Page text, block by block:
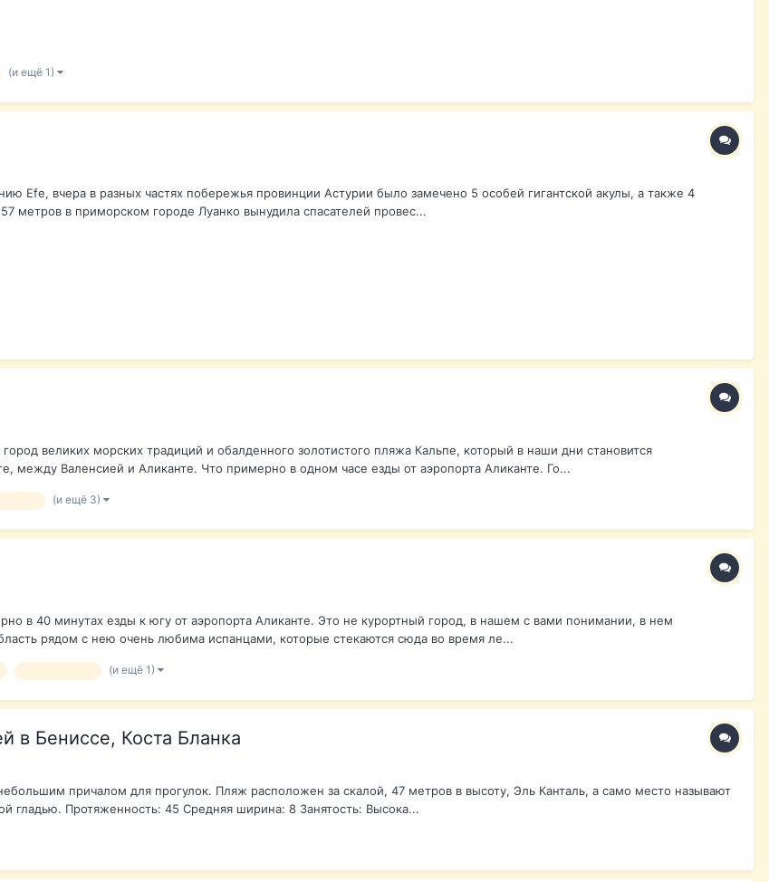
(и ещё 1)
Efe, вчера в разных частях побережья провинции Астурии было замечено 5 особей гигантской акулы, а также 4
метров в приморском городе Луанко вынудила спасателей провес...
великих морских традиций и обалденного золотистого пляжа Кальпе, который в наши дни становится
между Валенсией и Аликанте. Что примерно в одном часе езды от аэропорта Аликанте. Го...
(и ещё 3)
в 40 минутах езды к югу от аэропорта Аликанте. Это не курортный город, в нашем с вами понимании, в нем
рядом с нею очень любима испанцами, которые стекаются сюда во время ле...
(и ещё 1)
в Бениссе, Коста Бланка
причалом для прогулок. Пляж расположен за скалой, 47 метров в высоту, Эль Канталь, а само место называют
гладью. Протяженность: 45 Средняя ширина: 8 Занятость: Высока...